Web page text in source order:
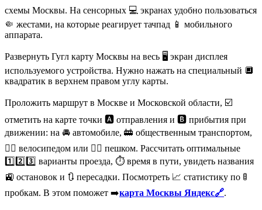
схемы Москвы. На сенсорных 💻 экранах удобно пользоваться
🤏 жестами, на которые реагирует тачпад 📱 мобильного
аппарата.
Развернуть Гугл карту Москвы на весь 🖥️ экран дисплея
используемого устройства. Нужно нажать на специальный 🔲
квадратик в верхнем правом углу карты.
Проложить маршрут в Москве и Московской области, ☑️
отметить на карте точки 🅰️ отправления и 🅱️ прибытия при
движении: на 🚘 автомобиле, 🚋 общественным транспортом,
🚴‍♀️ велосипедом или 🏃‍♀️ пешком. Рассчитать оптимальные
1️⃣2️⃣3️⃣ варианты проезда, ⏱️ время в пути, увидеть названия
🚉 остановок и 🔃 пересадки. Посмотреть 📈 статистику по 🚦
пробкам. В этом поможет ➡️карта Москвы Яндекс🔗.